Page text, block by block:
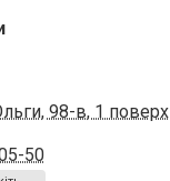
98-в, 1 поверх
50